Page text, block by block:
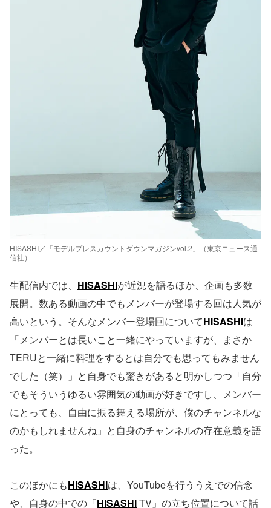
HISASHI／「モデルプレスカウントダウンマガジンvol.2」（東京ニュース通
信社）
生配信内では、 HISASHIが近況を語るほか、企画も多数
展開。数ある動画の中でもメンバーが登場する回は人気が
高いという。そんなメンバー登場回についてHISASHIは
「メンバーとは長いこと一緒にやっていますが、まさか
TERUと一緒に料理をするとは自分でも思ってもみません
でした（笑）」と自身でも驚きがあると明かしつつ「自分
でもそういうゆるい雰囲気の動画が好きですし、メンバー
にとっても、自由に振る舞える場所が、僕のチャンネルな
のかもしれませんね」と自身のチャンネルの存在意義を語
った。
このほかにもHISASHIは、YouTubeを行ううえでの信念
や、自身の中での「HISASHITV」の立ち位置について話